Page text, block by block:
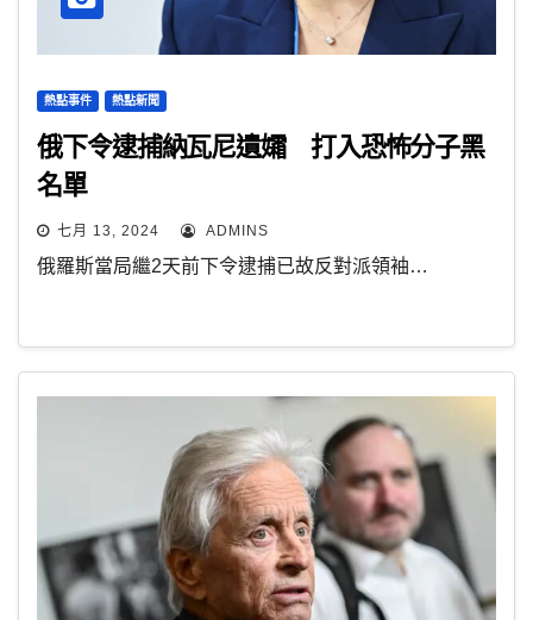
熱點事件 熱點新聞
俄下令逮捕納瓦尼遺孀 打入恐怖分子黑
名單
七月 13, 2024 ADMINS
俄羅斯當局繼2天前下令逮捕已故反對派領袖…